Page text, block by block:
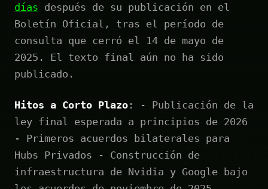
días después de su publicación en el
Boletín Oficial, tras el período de
consulta que cerró el 14 de mayo de
2025. El texto final aún no ha sido
publicado.
Hitos a Corto Plazo : - Publicación de la
ley final esperada a principios de 2026
- Primeros acuerdos bilaterales para
Hubs Privados - Construcción de
infraestructura de Nvidia y Google bajo